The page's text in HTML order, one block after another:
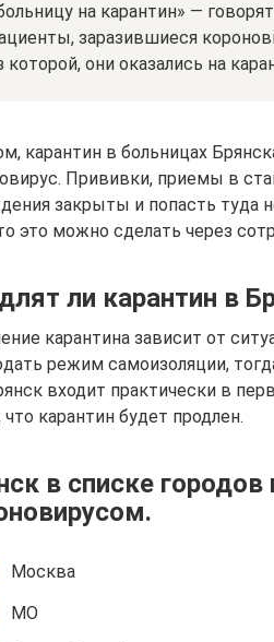
на карантин» —
заразившиеся
они оказались на
карантин в больницах
Прививки, приемы в
закрыты и попасть туда
это можно сделать через
ли карантин в
карантина зависит от
режим самоизоляции,
входит практически в
что карантин будет продлен.
в списке
Москва
МО